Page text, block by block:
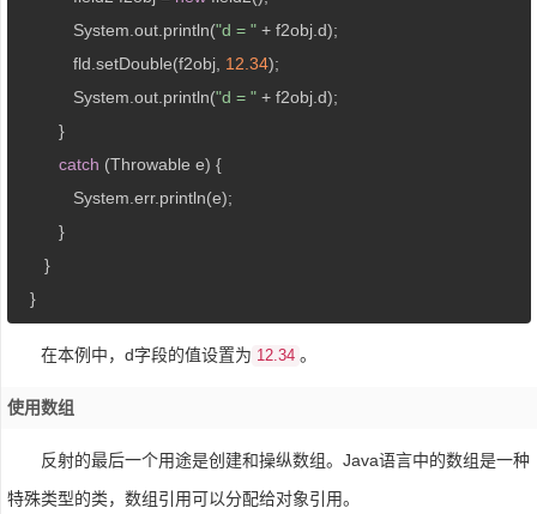
            System.out.println(
"d = " + f2obj.d);
            fld.setDouble(f2obj,
12.34);
            System.out.println(
"d = " + f2obj.d);
         }
catch (Throwable e) {
            System.err.println(e);
         }
      }
   }
在本例中，d字段的值设置为 12.34 。
使用数组
反射的最后一个用途是创建和操纵数组。Java语言中的数组是一种
特殊类型的类，数组引用可以分配给对象引用。